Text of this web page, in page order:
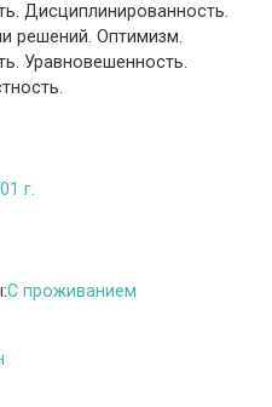
Дисциплинированность.
решений. Оптимизм.
Уравновешенность.
г.
C проживанием